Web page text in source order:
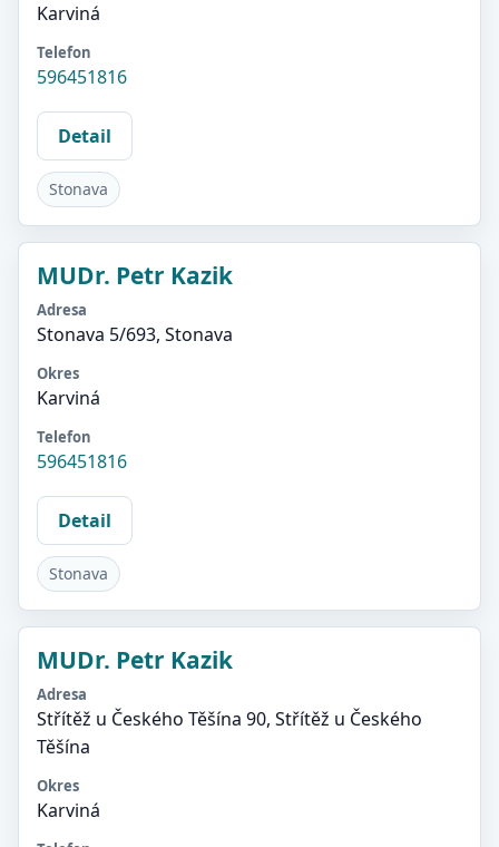
Karviná
Telefon
596451816
Detail
Stonava
MUDr. Petr Kazik
Adresa
Stonava 5/693, Stonava
Okres
Karviná
Telefon
596451816
Detail
Stonava
MUDr. Petr Kazik
Adresa
Střítěž u Českého Těšína 90, Střítěž u Českého
Těšína
Okres
Karviná